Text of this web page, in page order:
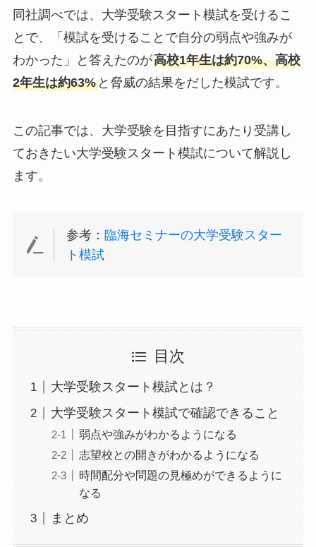
同社調べでは、大学受験スタート模試を受けるこ
とで、「模試を受けることで自分の弱点や強みが
わかった」と答えたのが高校1年生は約70%、高校
2年生は約63%と脅威の結果をだした模試です。
この記事では、大学受験を目指すにあたり受講し
ておきたい大学受験スタート模試について解説し
ます。
参考：臨海セミナーの大学受験スター
ト模試
目次
大学受験スタート模試とは？
大学受験スタート模試で確認できること
弱点や強みがわかるようになる
志望校との開きがわかるようになる
時間配分や問題の見極めができるように
なる
まとめ